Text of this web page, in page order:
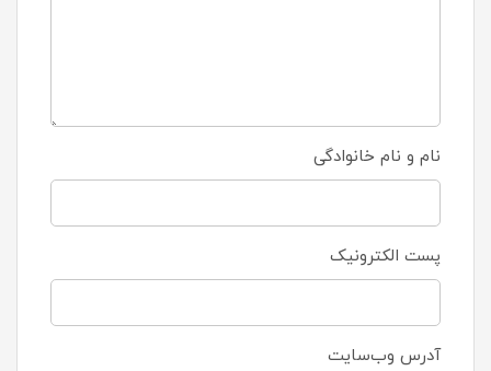
نام و نام خانوادگی
پست الکترونیک
آدرس وب‌سایت